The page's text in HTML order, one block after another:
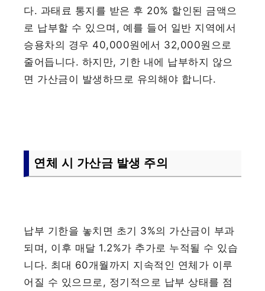
다. 과태료 통지를 받은 후 20% 할인된 금액으
로 납부할 수 있으며, 예를 들어 일반 지역에서
승용차의 경우 40,000원에서 32,000원으로
줄어듭니다. 하지만, 기한 내에 납부하지 않으
면 가산금이 발생하므로 유의해야 합니다.
연체 시 가산금 발생 주의
납부 기한을 놓치면 초기 3%의 가산금이 부과
되며, 이후 매달 1.2%가 추가로 누적될 수 있습
니다. 최대 60개월까지 지속적인 연체가 이루
어질 수 있으므로, 정기적으로 납부 상태를 점